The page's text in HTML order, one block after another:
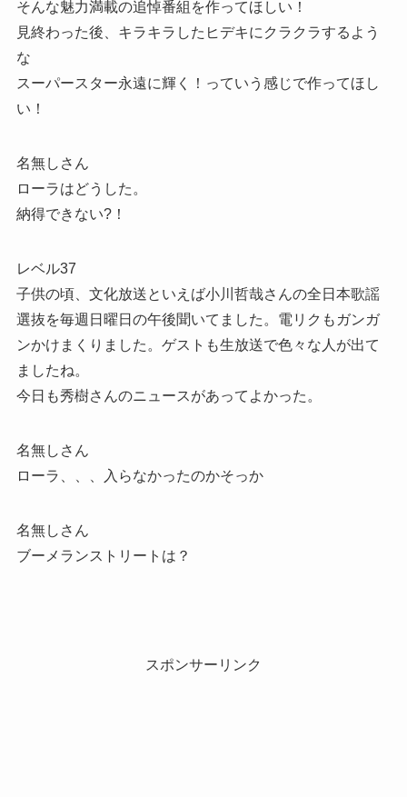
そんな魅力満載の追悼番組を作ってほしい！
見終わった後、キラキラしたヒデキにクラクラするよう
な
スーパースター永遠に輝く！っていう感じで作ってほし
い！
名無しさん
ローラはどうした。
納得できない?！
レベル37
子供の頃、文化放送といえば小川哲哉さんの全日本歌謡
選抜を毎週日曜日の午後聞いてました。電リクもガンガ
ンかけまくりました。ゲストも生放送で色々な人が出て
ましたね。
今日も秀樹さんのニュースがあってよかった。
名無しさん
ローラ、、、入らなかったのかそっか
名無しさん
ブーメランストリートは？
スポンサーリンク